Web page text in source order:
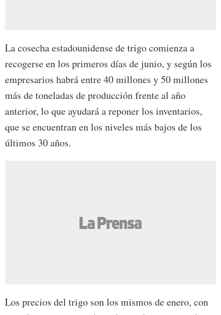
La cosecha estadounidense de trigo comienza a
recogerse en los primeros días de junio, y según los
empresarios habrá entre 40 millones y 50 millones
más de toneladas de producción frente al año
anterior, lo que ayudará a reponer los inventarios,
que se encuentran en los niveles más bajos de los
últimos 30 años.
Los precios del trigo son los mismos de enero, con